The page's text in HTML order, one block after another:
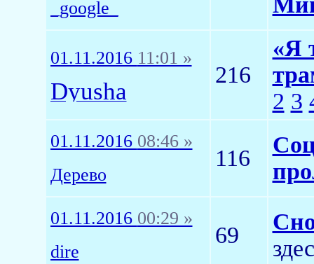
_google_
01.11.2016 11:01 »
Dyusha
216
«Я
2 3
01.11.2016 08:46 »
Дерево
116
01.11.2016 00:29 »
dire
69